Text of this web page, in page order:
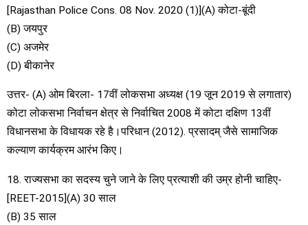
[Rajasthan Police Cons. 08 Nov. 2020 (1)](A) कोटा-बूंदी
(B) जयपुर
(C) अजमेर
(D) बीकानेर
उत्तर- (A) ओम बिरला- 17वीं लोकसभा अध्यक्ष (19 जून 2019 से लगातार)
कोटा लोकसभा निर्वाचन क्षेत्र से निर्वाचित 2008 में कोटा दक्षिण 13वीं
विधानसभा के विधायक रहे है।परिधान (2012). प्रसादम् जैसे सामाजिक
कल्याण कार्यक्रम आरंभ किए।
18. राज्यसभा का सदस्य चुने जाने के लिए प्रत्याशी की उम्र होनी चाहिए-
[REET-2015](A) 30 साल
(B) 35 साल